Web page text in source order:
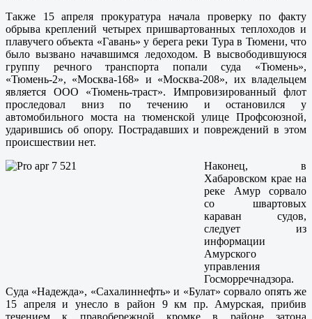
Также 15 апреля прокуратура начала проверку по факту
обрыва креплений четырех пришвартованных теплоходов и
плавучего объекта «Гавань» у берега реки Тура в Тюмени, что
было вызвано начавшимся ледоходом. В высвободившуюся
группу речного транспорта попали суда «Тюмень»,
«Тюмень-2», «Москва-168» и «Москва-208», их владельцем
является ООО «Тюмень-траст». Импровизированный флот
проследовал вниз по течению и остановился у
автомобильного моста на тюменской улице Профсоюзной,
ударившись об опору. Пострадавших и повреждений в этом
происшествии нет.
Наконец, в
Хабаровском крае на
реке Амур сорвало
со швартовых
караван судов,
следует из
информации
Амурского
управления
Госморречнадзора.
Суда «Надежда», «Сахалиннефть» и «Булат» сорвало опять же
15 апреля и унесло в район 9 км пр. Амурская, прибив